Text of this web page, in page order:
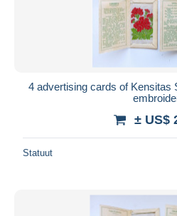
4 advertising cards of Kensitas
± US$
Statuut